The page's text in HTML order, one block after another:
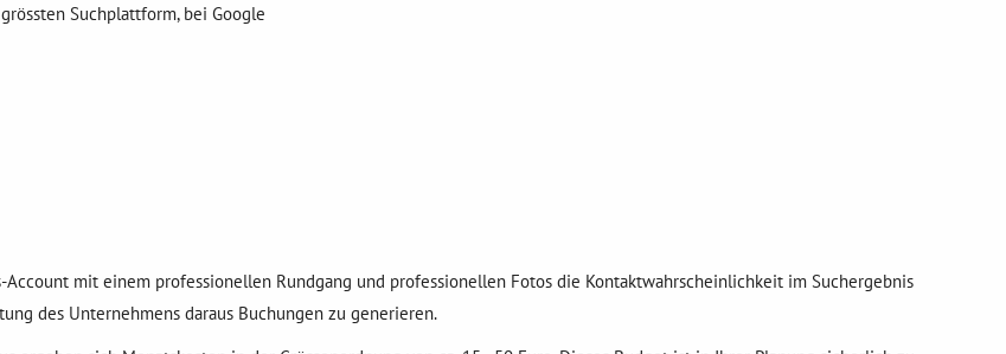
Suchplattform, bei Google
mit einem professionellen Rundgang und professionellen Fotos die Kontaktwahrscheinlichkeit im Suchergebnis
des Unternehmens daraus Buchungen zu generieren.